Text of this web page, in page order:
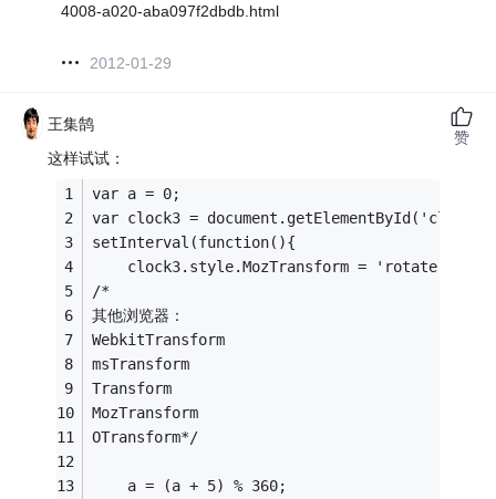
4008-a020-aba097f2dbdb.html
2012-01-29
王集鹄
这样试试：
var a = 0;
var clock3 =
setInterval(function(){
clock3.style.MozTransform = 'rotate(' + a
/*
其他浏览器：
WebkitTransform
msTransform
Transform
MozTransform
OTransform*/
    a = (a + 5) % 360;
赞